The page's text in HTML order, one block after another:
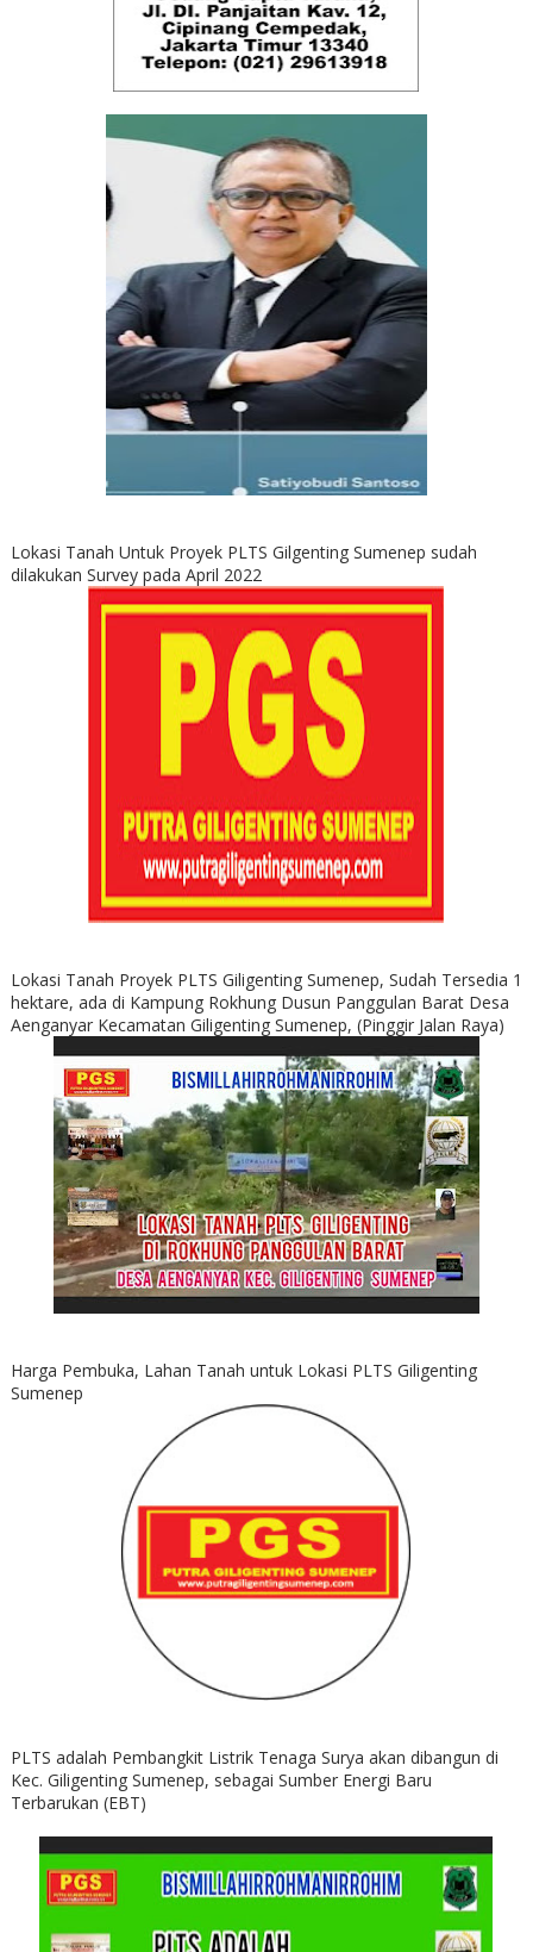
Lokasi Tanah Untuk Proyek PLTS Gilgenting Sumenep sudah
dilakukan Survey pada April 2022
Lokasi Tanah Proyek PLTS Giligenting Sumenep, Sudah Tersedia 1
hektare, ada di Kampung Rokhung Dusun Panggulan Barat Desa
Aenganyar Kecamatan Giligenting Sumenep, (Pinggir Jalan Raya)
Harga Pembuka, Lahan Tanah untuk Lokasi PLTS Giligenting
Sumenep
PLTS adalah Pembangkit Listrik Tenaga Surya akan dibangun di
Kec. Giligenting Sumenep, sebagai Sumber Energi Baru
Terbarukan (EBT)